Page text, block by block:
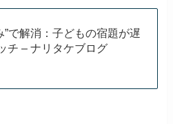
”で解消：子どもの宿題が遅
チ – ナリタケブログ